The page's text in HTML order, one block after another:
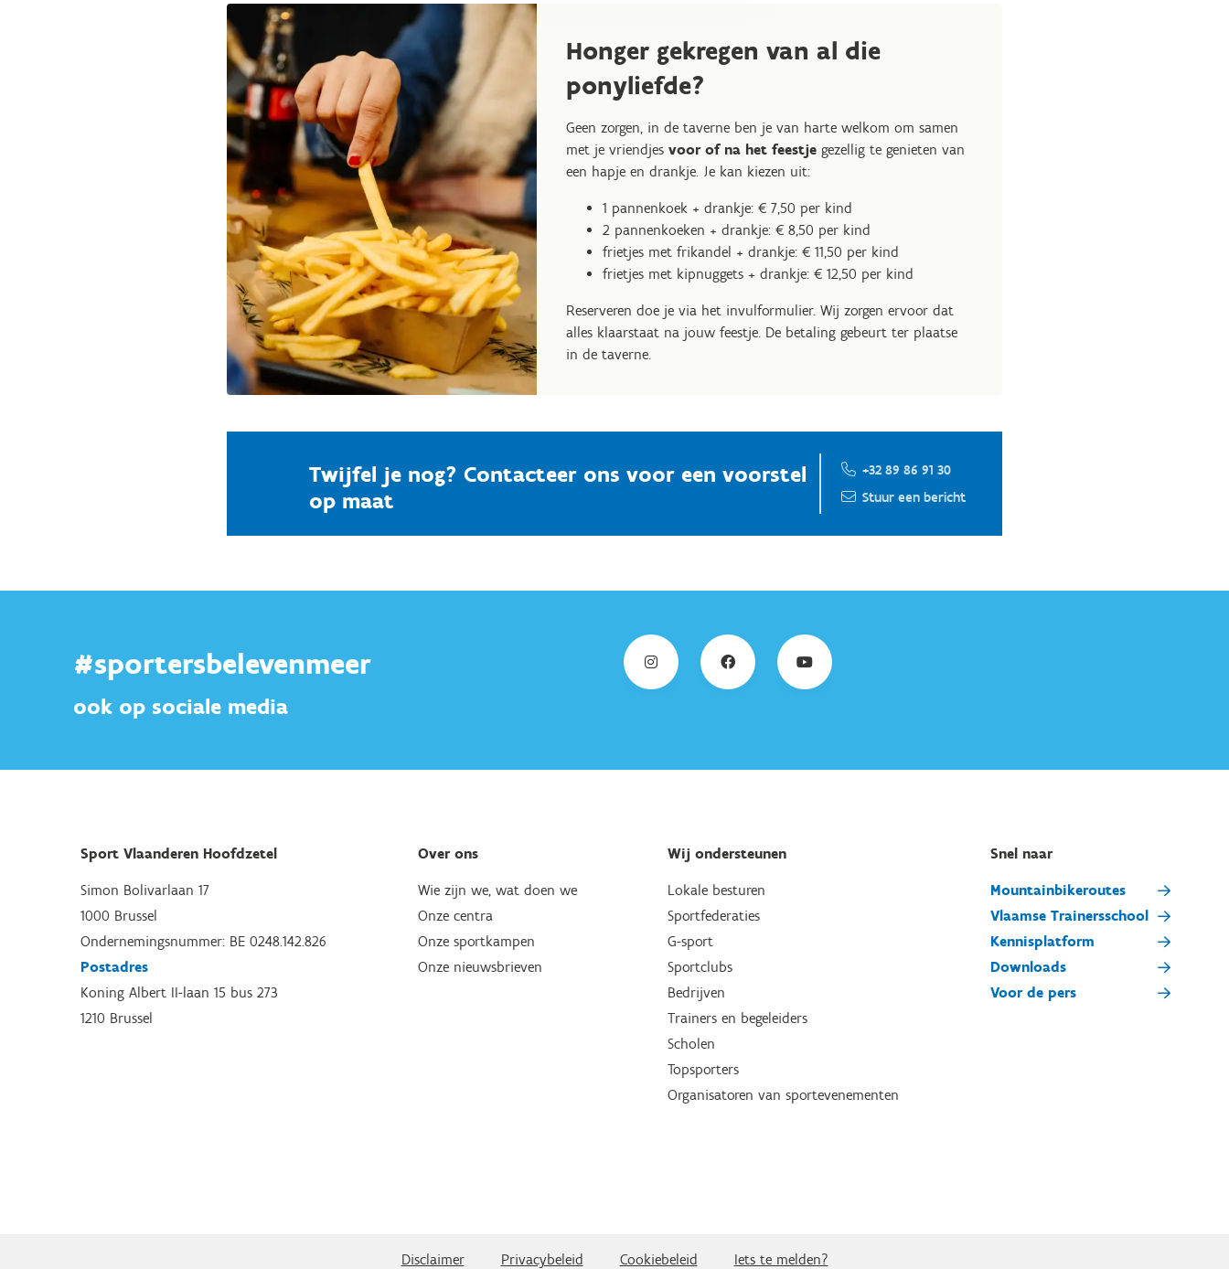
Honger gekregen van al die
ponyliefde?
Geen zorgen, in de taverne ben je van harte welkom om samen
met je vriendjesvoor of na het feestje gezellig te genieten van
een hapje en drankje. Je kan kiezen uit:
1 pannenkoek + drankje: € 7,50 per kind
2 pannenkoeken + drankje: € 8,50 per kind
frietjes met frikandel + drankje: € 11,50 per kind
frietjes met kipnuggets + drankje: € 12,50 per kind
Reserveren doe je via het invulformulier. Wij zorgen ervoor dat
alles klaarstaat na jouw feestje. De betaling gebeurt ter plaatse
in de taverne.
Twijfel je nog? Contacteer ons voor een voorstel
op maat
+32 89 86 91 30
Stuur een bericht
#sportersbelevenmeer
ook op sociale media
Sport Vlaanderen Hoofdzetel
Simon Bolivarlaan 17
1000 Brussel
Ondernemingsnummer: BE 0248.142.826
Postadres
Koning Albert II-laan 15 bus 273
1210 Brussel
Over ons
Wie zijn we, wat doen we
Onze centra
Onze sportkampen
Onze nieuwsbrieven
Wij ondersteunen
Lokale besturen
Sportfederaties
G-sport
Sportclubs
Bedrijven
Trainers en begeleiders
Scholen
Topsporters
Organisatoren van sportevenementen
Snel naar
Mountainbikeroutes
Vlaamse Trainersschool
Kennisplatform
Downloads
Voor de pers
Disclaimer Privacybeleid Cookiebeleid Iets te melden?